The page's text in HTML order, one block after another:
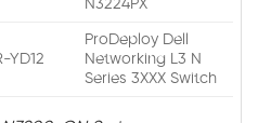
N3224PX
YD12
ProDeploy Dell
Networking L3 N
Series 3XXX Switch